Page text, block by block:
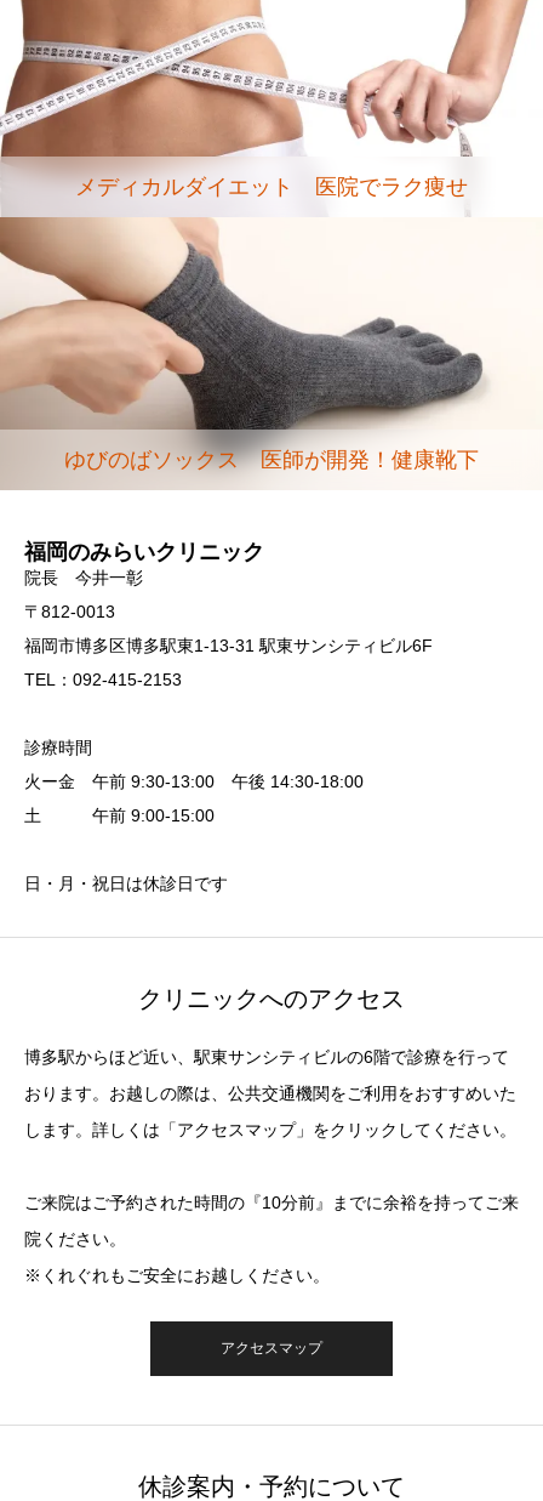
メディカルダイエット 医院でラク痩せ
ゆびのばソックス 医師が開発！健康靴下
福岡のみらいクリニック
院長 今井一彰
〒812-0013
福岡市博多区博多駅東1-13-31 駅東サンシティビル6F
TEL：092-415-2153
診療時間
火ー金 午前 9:30-13:00 午後 14:30-18:00
土 午前 9:00-15:00
日・月・祝日は休診日です
クリニックへのアクセス
博多駅からほど近い、駅東サンシティビルの6階で診療を行って
おります。お越しの際は、公共交通機関をご利用をおすすめいた
します。詳しくは「アクセスマップ」をクリックしてください。
ご来院はご予約された時間の『10分前』までに余裕を持ってご来
院ください。
※くれぐれもご安全にお越しください。
アクセスマップ
休診案内・予約について